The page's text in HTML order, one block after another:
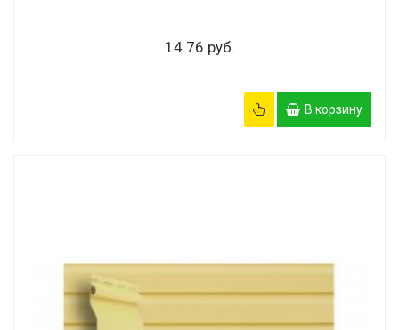
14.76 руб.
В корзину